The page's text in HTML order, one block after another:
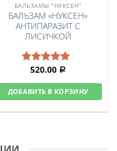
БАЛЬЗАМЫ "НУКСЕН"
БАЛЬЗАМ «НУКСЕН»
АНТИПАРАЗИТ С
ЛИСИЧКОЙ
Оценка
520.00 Р
ДОБАВИТЬ В КОРЗИНУ